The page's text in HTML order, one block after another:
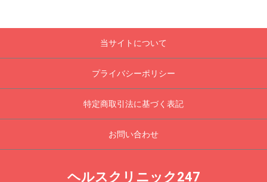
当サイトについて
プライバシーポリシー
特定商取引法に基づく表記
お問い合わせ
ヘルスクリニック247